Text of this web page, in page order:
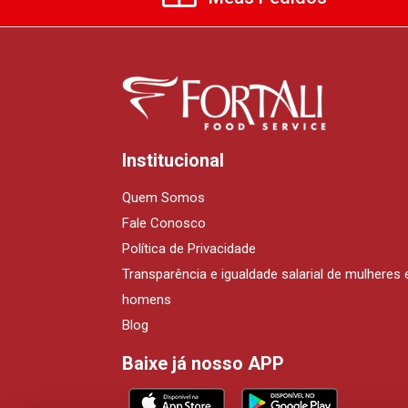
Institucional
Quem Somos
Fale Conosco
Política de Privacidade
Transparência e igualdade salarial de mulheres
homens
Blog
Baixe já nosso APP